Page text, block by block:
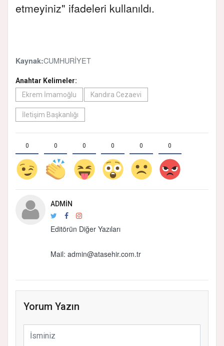
etmeyiniz" ifadeleri kullanıldı.
Kaynak:CUMHURİYET
Anahtar Kelimeler:
Ekrem İmamoğlu
Kandıra Cezaevi
İletişim Başkanlığı
0 0 0 0 0 0
ADMIN
Editörün Diğer Yazıları
Mail: admin@atasehir.com.tr
Yorum Yazın